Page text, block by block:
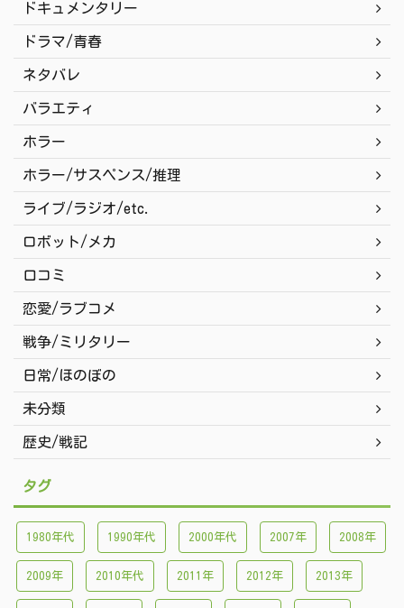
ドキュメンタリー
ドラマ/青春
ネタバレ
バラエティ
ホラー
ホラー/サスペンス/推理
ライブ/ラジオ/etc.
ロボット/メカ
口コミ
恋愛/ラブコメ
戦争/ミリタリー
日常/ほのぼの
未分類
歴史/戦記
タグ
1980年代 1990年代 2000年代 2007年 2008年
2009年 2010年代 2011年 2012年 2013年